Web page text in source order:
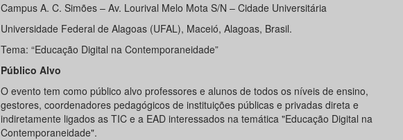
Campus A. C. Simões – Av. Lourival Melo Mota S/N – Cidade Universitária
Universidade Federal de Alagoas (UFAL), Maceió, Alagoas, Brasil.
Tema: “Educação Digital na Contemporaneidade”
Público Alvo
O evento tem como público alvo professores e alunos de todos os níveis de ensino,
gestores, coordenadores pedagógicos de instituições públicas e privadas direta e
indiretamente ligados as TIC e a EAD interessados na temática "Educação Digital na
Contemporaneidade".